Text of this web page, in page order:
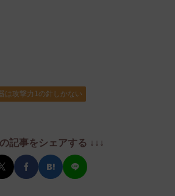
は攻撃力1の針しかない
記事をシェアする ↓↓↓